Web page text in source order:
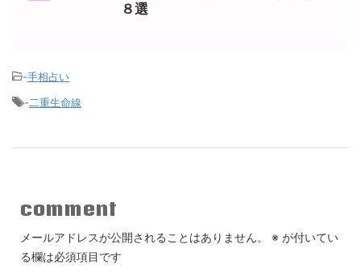
８選
-手相占い
-二重生命線
comment
メールアドレスが公開されることはありません。 ※ が付いてい
る欄は必須項目です